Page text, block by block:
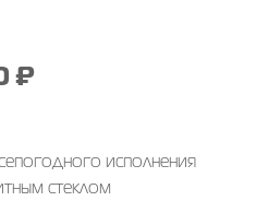
₽
исполнения
стеклом